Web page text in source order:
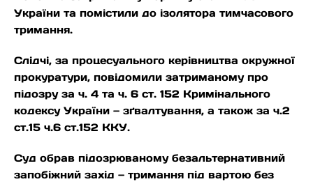
України та помістили до ізолятора тимчасового
тримання.
Слідчі, за процесуального керівництва окружної
прокуратури, повідомили затриманому про
підозру за ч. 4 та ч. 6 ст. 152 Кримінального
кодексу України — зґвалтування, а також за ч.2
ст.15 ч.6 ст.152 ККУ.
Суд обрав підозрюваному безальтернативний
запобіжний захід — тримання під вартою без